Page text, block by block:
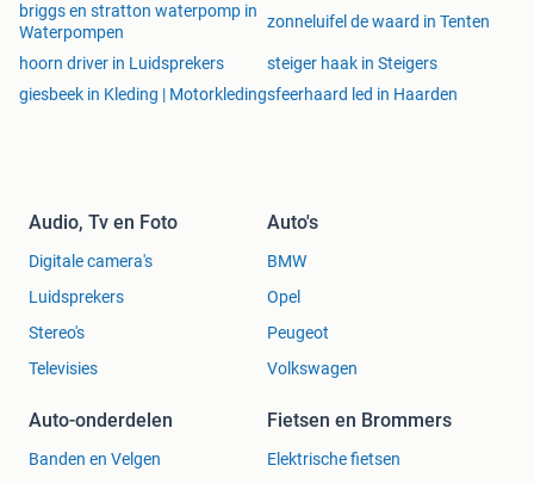
briggs en stratton waterpomp in
Waterpompen
zonneluifel de waard in Tenten
hoorn driver in Luidsprekers
steiger haak in Steigers
giesbeek in Kleding | Motorkledingsfeerhaard led in Haarden
Audio, Tv en Foto
Digitale camera's
Luidsprekers
Stereo's
Televisies
Auto's
BMW
Opel
Peugeot
Volkswagen
Auto-onderdelen
Banden en Velgen
Fietsen en Brommers
Elektrische fietsen